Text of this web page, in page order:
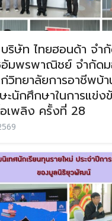
ริษัท ไทยฮอนด้า จำ
อัมพรพาณิชย์ จำกัด
วิทยาลัยการอาชีพบ้า
นักศึกษาในการแข่ง
อเพลิง ครั้งที่ 28